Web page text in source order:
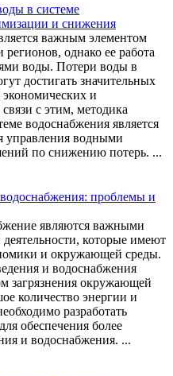
в системе
и снижения
важным элементом
однако ее работа
воды. Потери воды в
достигать значительных
и
с этим, методика
водоснабжения является
управления водными
по снижению потерь. ...
проблемы и
являются важными
которые имеют
и окружающей среды.
и водоснабжения
загрязнения окружающей
количество энергии и
разработать
обеспечения более
и водоснабжения. ...